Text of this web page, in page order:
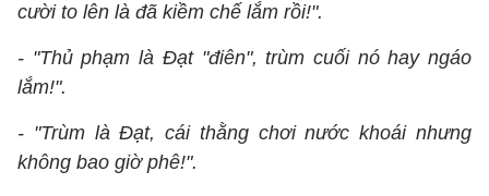
cười to lên là đã kiềm chế lắm rồi!".
- "Thủ phạm là Đạt "điên", trùm cuối nó hay ngáo
lắm!".
- "Trùm là Đạt, cái thằng chơi nước khoái nhưng
không bao giờ phê!".